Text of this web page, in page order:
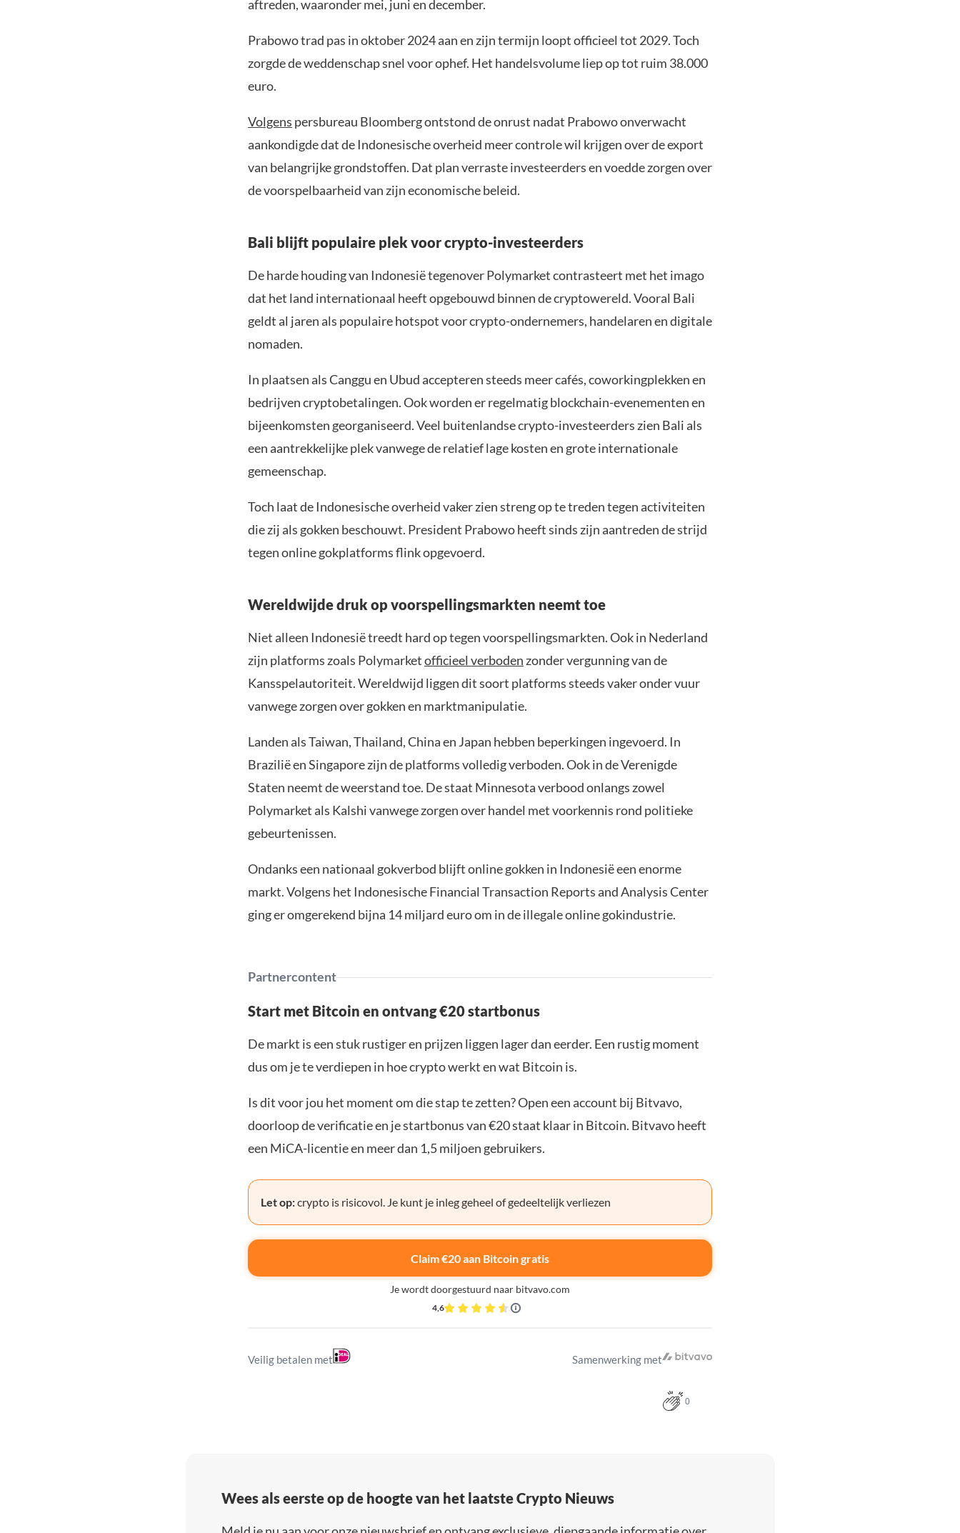
aftreden, waaronder mei, juni en december.
Prabowo trad pas in oktober 2024 aan en zijn termijn loopt officieel tot 2029. Toch
zorgde de weddenschap snel voor ophef. Het handelsvolume liep op tot ruim 38.000
euro.
Volgens persbureau Bloomberg ontstond de onrust nadat Prabowo onverwacht
aankondigde dat de Indonesische overheid meer controle wil krijgen over de export
van belangrijke grondstoffen. Dat plan verraste investeerders en voedde zorgen over
de voorspelbaarheid van zijn economische beleid.
Bali blijft populaire plek voor crypto-investeerders
De harde houding van Indonesië tegenover Polymarket contrasteert met het imago
dat het land internationaal heeft opgebouwd binnen de cryptowereld. Vooral Bali
geldt al jaren als populaire hotspot voor crypto-ondernemers, handelaren en digitale
nomaden.
In plaatsen als Canggu en Ubud accepteren steeds meer cafés, coworkingplekken en
bedrijven cryptobetalingen. Ook worden er regelmatig blockchain-evenementen en
bijeenkomsten georganiseerd. Veel buitenlandse crypto-investeerders zien Bali als
een aantrekkelijke plek vanwege de relatief lage kosten en grote internationale
gemeenschap.
Toch laat de Indonesische overheid vaker zien streng op te treden tegen activiteiten
die zij als gokken beschouwt. President Prabowo heeft sinds zijn aantreden de strijd
tegen online gokplatforms flink opgevoerd.
Wereldwijde druk op voorspellingsmarkten neemt toe
Niet alleen Indonesië treedt hard op tegen voorspellingsmarkten. Ook in Nederland
zijn platforms zoals Polymarketofficieel verboden zonder vergunning van de
Kansspelautoriteit. Wereldwijd liggen dit soort platforms steeds vaker onder vuur
vanwege zorgen over gokken en marktmanipulatie.
Landen als Taiwan, Thailand, China en Japan hebben beperkingen ingevoerd. In
Brazilië en Singapore zijn de platforms volledig verboden. Ook in de Verenigde
Staten neemt de weerstand toe. De staat Minnesota verbood onlangs zowel
Polymarket als Kalshi vanwege zorgen over handel met voorkennis rond politieke
gebeurtenissen.
Ondanks een nationaal gokverbod blijft online gokken in Indonesië een enorme
markt. Volgens het Indonesische Financial Transaction Reports and Analysis Center
ging er omgerekend bijna 14 miljard euro om in de illegale online gokindustrie.
Partnercontent
Start met Bitcoin en ontvang €20 startbonus
De markt is een stuk rustiger en prijzen liggen lager dan eerder. Een rustig moment
dus om je te verdiepen in hoe crypto werkt en wat Bitcoin is.
Is dit voor jou het moment om die stap te zetten? Open een account bij Bitvavo,
doorloop de verificatie en je startbonus van €20 staat klaar in Bitcoin. Bitvavo heeft
een MiCA-licentie en meer dan 1,5 miljoen gebruikers.
Let op:crypto is risicovol. Je kunt je inleg geheel of gedeeltelijk verliezen
Claim €20 aan Bitcoin gratis
Je wordt doorgestuurd naar bitvavo.com
4,6
Veilig betalen met Samenwerking met
0
Wees als eerste op de hoogte van het laatste Crypto Nieuws